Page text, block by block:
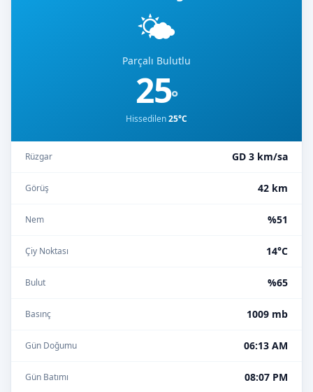
🌤️
Parçalı Bulutlu
25°
Hissedilen25°C
Rüzgar GD 3 km/sa
Görüş 42 km
Nem %51
Çiy Noktası 14°C
Bulut %65
Basınç 1009 mb
Gün Doğumu 06:13 AM
Gün Batımı 08:07 PM